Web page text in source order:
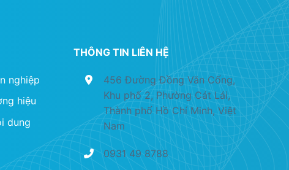
nghiệp
hiệu
dung
THÔNG TIN LIÊN HỆ
456 Đường Đồng Văn Cống,
Khu phố 2, Phường Cát Lái,
Thành phố Hồ Chí Minh, Việt
Nam
0931 49 8788